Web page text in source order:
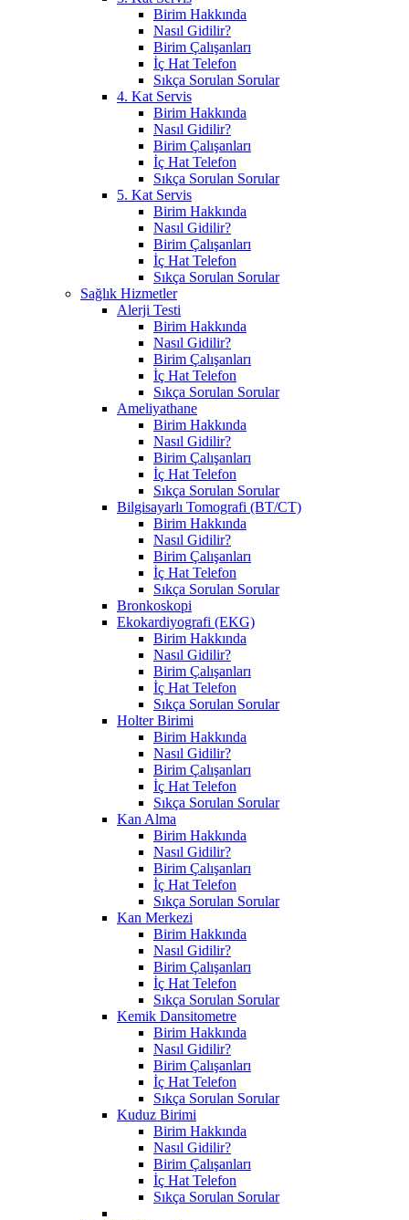
Birim Hakkında
Nasıl Gidilir?
Birim Çalışanları
İç Hat Telefon
Sıkça Sorulan Sorular
4. Kat Servis
Birim Hakkında
Nasıl Gidilir?
Birim Çalışanları
İç Hat Telefon
Sıkça Sorulan Sorular
5. Kat Servis
Birim Hakkında
Nasıl Gidilir?
Birim Çalışanları
İç Hat Telefon
Sıkça Sorulan Sorular
Sağlık Hizmetler
Alerji Testi
Birim Hakkında
Nasıl Gidilir?
Birim Çalışanları
İç Hat Telefon
Sıkça Sorulan Sorular
Ameliyathane
Birim Hakkında
Nasıl Gidilir?
Birim Çalışanları
İç Hat Telefon
Sıkça Sorulan Sorular
Bilgisayarlı Tomografi (BT/CT)
Birim Hakkında
Nasıl Gidilir?
Birim Çalışanları
İç Hat Telefon
Sıkça Sorulan Sorular
Bronkoskopi
Ekokardiyografi (EKG)
Birim Hakkında
Nasıl Gidilir?
Birim Çalışanları
İç Hat Telefon
Sıkça Sorulan Sorular
Holter Birimi
Birim Hakkında
Nasıl Gidilir?
Birim Çalışanları
İç Hat Telefon
Sıkça Sorulan Sorular
Kan Alma
Birim Hakkında
Nasıl Gidilir?
Birim Çalışanları
İç Hat Telefon
Sıkça Sorulan Sorular
Kan Merkezi
Birim Hakkında
Nasıl Gidilir?
Birim Çalışanları
İç Hat Telefon
Sıkça Sorulan Sorular
Kemik Dansitometre
Birim Hakkında
Nasıl Gidilir?
Birim Çalışanları
İç Hat Telefon
Sıkça Sorulan Sorular
Kuduz Birimi
Birim Hakkında
Nasıl Gidilir?
Birim Çalışanları
İç Hat Telefon
Sıkça Sorulan Sorular